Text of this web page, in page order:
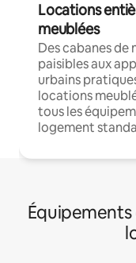
Locations
meublées
Des cabanes de
paisibles aux
urbains
locations
tous les
logement
Équipements